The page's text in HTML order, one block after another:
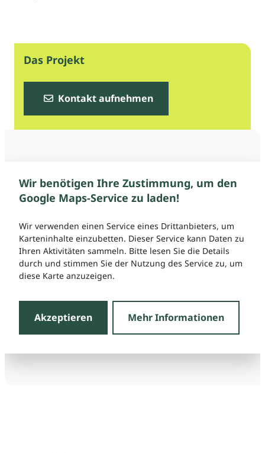
Das Projekt
Kontakt aufnehmen
Wir benötigen Ihre Zustimmung, um den
Google Maps-Service zu laden!
Wir verwenden einen Service eines Drittanbieters, um
Karteninhalte einzubetten. Dieser Service kann Daten zu
Ihren Aktivitäten sammeln. Bitte lesen Sie die Details
durch und stimmen Sie der Nutzung des Service zu, um
diese Karte anzuzeigen.
Akzeptieren Mehr Informationen